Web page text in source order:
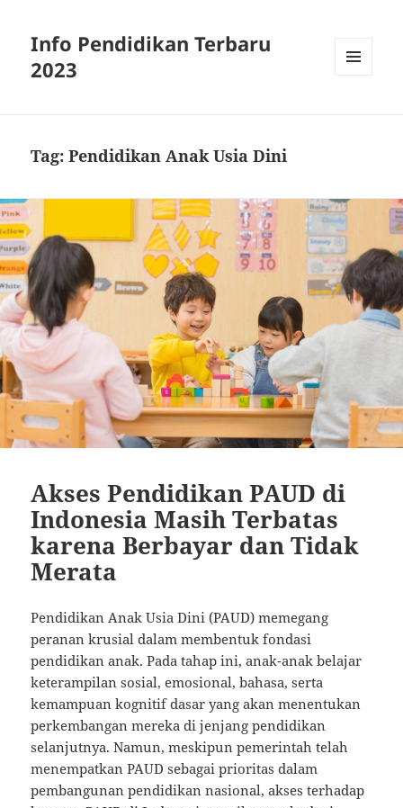
Info Pendidikan Terbaru
2023
Tag:Pendidikan Anak Usia Dini
Akses Pendidikan PAUD di
Indonesia Masih Terbatas
karena Berbayar dan Tidak
Merata
Pendidikan Anak Usia Dini (PAUD) memegang
peranan krusial dalam membentuk fondasi
pendidikan anak. Pada tahap ini, anak-anak belajar
keterampilan sosial, emosional, bahasa, serta
kemampuan kognitif dasar yang akan menentukan
perkembangan mereka di jenjang pendidikan
selanjutnya. Namun, meskipun pemerintah telah
menempatkan PAUD sebagai prioritas dalam
pembangunan pendidikan nasional, akses terhadap